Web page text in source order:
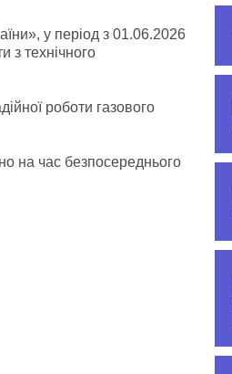
у період з 01.06.2026
з технічного
роботи газового
на час безпосереднього